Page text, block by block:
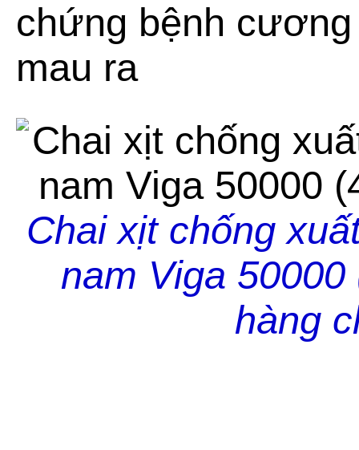
chứng bệnh
mau ra
Chai xịt chống
nam Viga
hàng